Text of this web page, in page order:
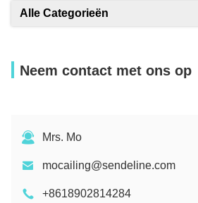
Alle Categorieën
Neem contact met ons op
Mrs. Mo
mocailing@sendeline.com
+8618902814284